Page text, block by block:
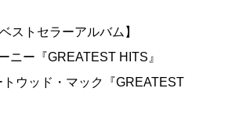
ストセラーアルバム】
ニー『GREATEST HITS』
ウッド・マック『GREATEST